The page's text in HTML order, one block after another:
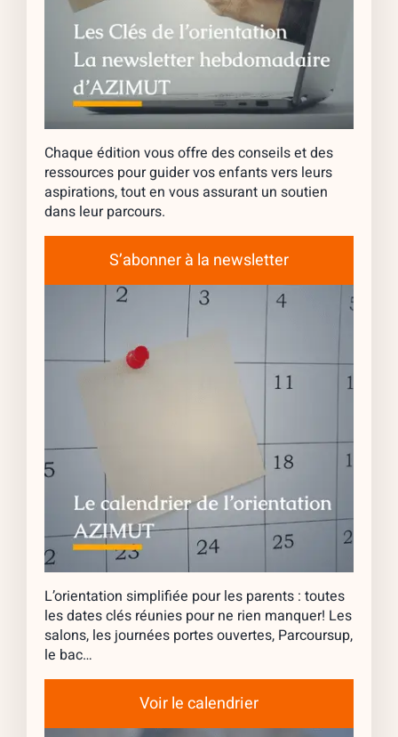
Chaque édition vous offre des conseils et des
ressources pour guider vos enfants vers leurs
aspirations, tout en vous assurant un soutien
dans leur parcours.
S’abonner à la newsletter
L’orientation simplifiée pour les parents : toutes
les dates clés réunies pour ne rien manquer! Les
salons, les journées portes ouvertes, Parcoursup,
le bac…
Voir le calendrier